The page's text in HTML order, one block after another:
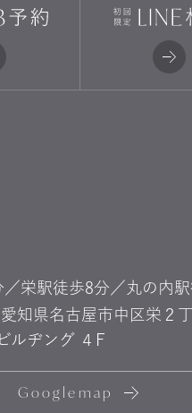
栄駅徒歩8分／丸の内
愛知県名古屋市中区栄２
ルヂング ４F
Googlemap